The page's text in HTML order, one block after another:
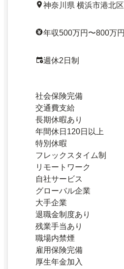
神奈川県 横浜市港北区
年収500万円〜800万
週休2日制
社会保険完備
交通費支給
長期休暇あり
年間休日120日以上
特別休暇
フレックスタイム制
リモートワーク
自社サービス
グローバル企業
大手企業
退職金制度あり
残業手当あり
職場内禁煙
雇用保険完備
厚生年金加入